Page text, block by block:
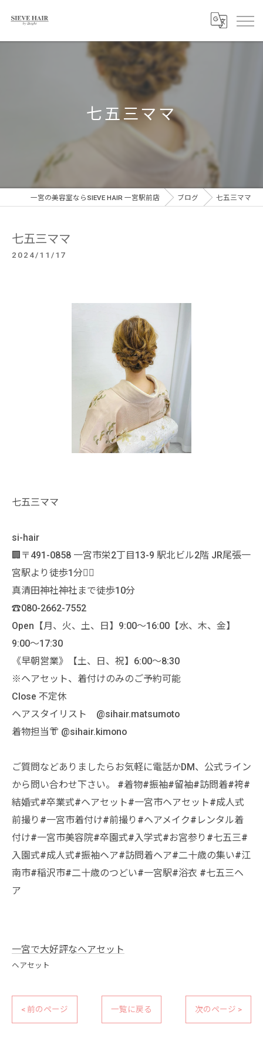
七五三ママ
一宮の美容室ならSIEVE HAIR 一宮駅前店 ブログ 七五三ママ
七五三ママ
2024/11/17
七五三ママ
si-hair
🏢〒491-0858 一宮市栄2丁目13-9 駅北ビル2階 JR尾張一
宮駅より徒歩1分🚶‍♀️
真清田神社神社まで徒歩10分
☎️080-2662-7552
Open【月、火、土、日】9:00〜16:00【水、木、金】
9:00〜17:30
《早朝営業》【土、日、祝】6:00〜8:30
※ヘアセット、着付けのみのご予約可能
Close 不定休
ヘアスタイリスト @sihair.matsumoto
着物担当👘 @sihair.kimono
ご質問などありましたらお気軽に電話かDM、公式ライン
から問い合わせ下さい。 #着物#振袖#留袖#訪問着#袴#
結婚式#卒業式#ヘアセット#一宮市ヘアセット#成人式
前撮り#一宮市着付け#前撮り#ヘアメイク#レンタル着
付け#一宮市美容院#卒園式#入学式#お宮参り#七五三#
入園式#成人式#振袖ヘア#訪問着ヘア#二十歳の集い#江
南市#稲沢市#二十歳のつどい#一宮駅#浴衣 #七五三ヘ
ア
一宮で大好評なヘアセット
ヘアセット
< 前のページ 一覧に戻る 次のページ >